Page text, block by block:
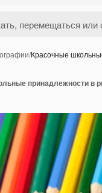
/Красочные
принадлежности в